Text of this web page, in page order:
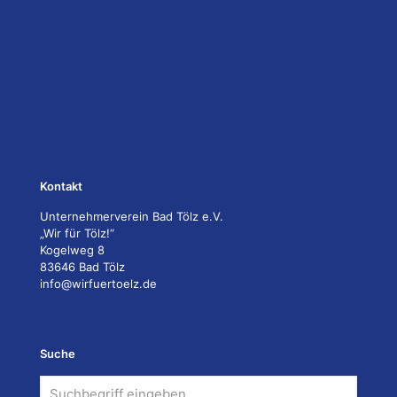
Kontakt
Unternehmerverein Bad Tölz e.V.
„Wir für Tölz!“
Kogelweg 8
83646 Bad Tölz
info@wirfuertoelz.de
Suche